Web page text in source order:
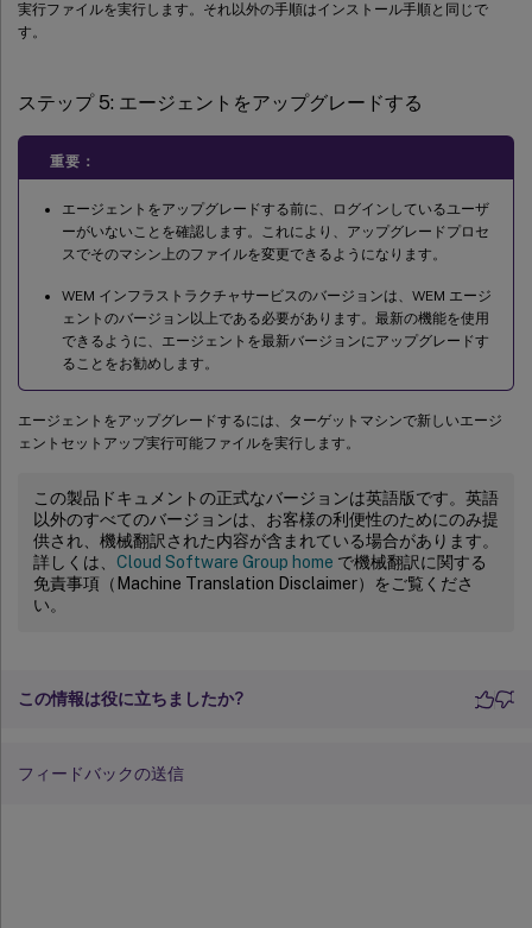
実行ファイルを実行します。それ以外の手順はインストール手順と同じで
す。
ステップ 5: エージェントをアップグレードする
重要：
エージェントをアップグレードする前に、ログインしているユーザ
ーがいないことを確認します。これにより、アップグレードプロセ
スでそのマシン上のファイルを変更できるようになります。
WEM インフラストラクチャサービスのバージョンは、WEM エージ
ェントのバージョン以上である必要があります。最新の機能を使用
できるように、エージェントを最新バージョンにアップグレードす
ることをお勧めします。
エージェントをアップグレードするには、ターゲットマシンで新しいエージ
ェントセットアップ実行可能ファイルを実行します。
この製品ドキュメントの正式なバージョンは英語版です。英語
以外のすべてのバージョンは、お客様の利便性のためにのみ提
供され、機械翻訳された内容が含まれている場合があります。
詳しくは、 Cloud Software Group home で機械翻訳に関する
免責事項（Machine Translation Disclaimer）をご覧くださ
い。
この情報は役に立ちましたか?
フィードバックの送信